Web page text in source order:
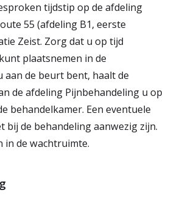
tijdstip op de afdeling
55 (afdeling B1, eerste
Zeist. Zorg dat u op tijd
plaatsnemen in de
aan de beurt bent, haalt de
de afdeling Pijnbehandeling u op
behandelkamer. Een eventuele
bij de behandeling aanwezig zijn.
in de wachtruimte.